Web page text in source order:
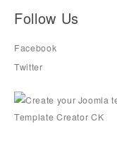
Follow Us
Facebook
Twitter